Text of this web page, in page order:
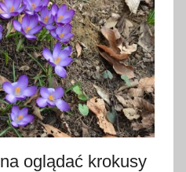
oglądać krokusy